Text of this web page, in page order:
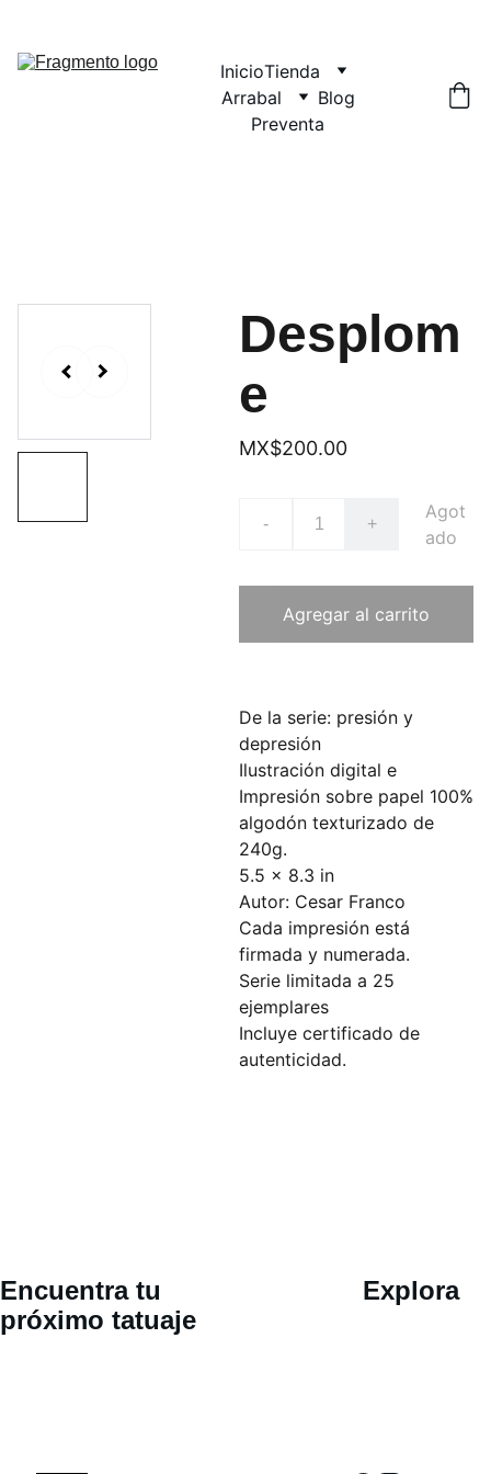
InicioTienda
Arrabal
Blog
Preventa
Desplom
e
MX$200.00
- +
Agot
ado
Agregar al carrito
De la serie: presión y
depresión
Ilustración digital e
Impresión sobre papel 100%
algodón texturizado de
240g.
5.5 x 8.3 in
Autor: Cesar Franco
Cada impresión está
firmada y numerada.
Serie limitada a 25
ejemplares
Incluye certificado de
autenticidad.
Explora
Encuentra tu
próximo tatuaje